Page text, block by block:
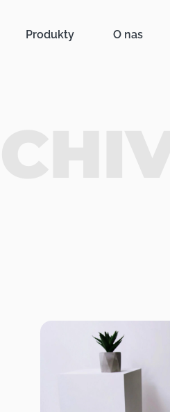
Produkty O nas